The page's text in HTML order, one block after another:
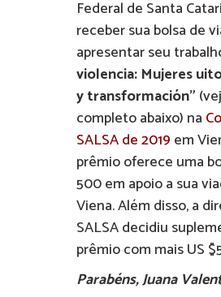
Federal de Santa
receber sua bolsa de
apresentar seu
violencia: Mujeres
y transformación”
completo abaixo) na
SALSA de 2019 em
prêmio oferece uma
500 em apoio a sua
Viena. Além disso, a
SALSA decidiu
prêmio com mais US
Parabéns, Juana